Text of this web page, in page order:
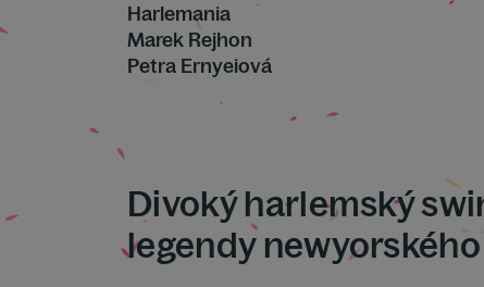
Harlemania
Marek Rejhon
Petra Ernyeiová
Divoký harlemský
legendy newyorského